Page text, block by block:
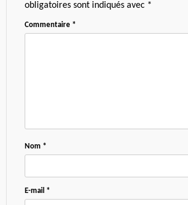
obligatoires sont indiqués avec *
Commentaire *
Nom *
E-mail *